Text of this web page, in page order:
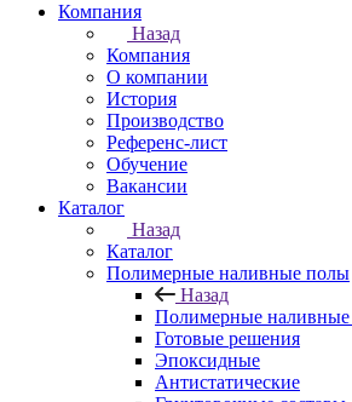
Компания
Назад
Компания
О компании
История
Производство
Референс-лист
Обучение
Вакансии
Каталог
Назад
Каталог
Полимерные наливные полы
Назад
Полимерные
Готовые решения
Эпоксидные
Антистатические